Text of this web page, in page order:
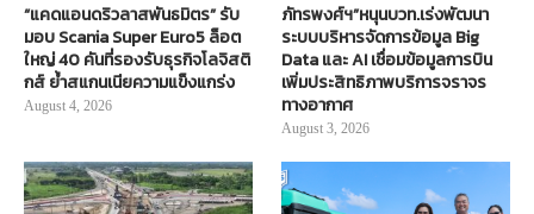
“แคดแอนดริวลาสพันธมิตร” รับ
มอบ Scania Super Euro5 ล็อต
ใหญ่ 40 คันที่รองรับธุรกิจโลจิสติ
กส์ ย้ำสแกนเนียความแข็งแกร่ง
August 4, 2026
ภัทรพงศ์ฯ”หนุนบวท.เร่งพัฒนา
ระบบบริหารจัดการข้อมูล Big
Data และ AI เชื่อมข้อมูลการบิน
เพิ่มประสิทธิภาพบริการจราจร
ทางอากาศ
August 3, 2026